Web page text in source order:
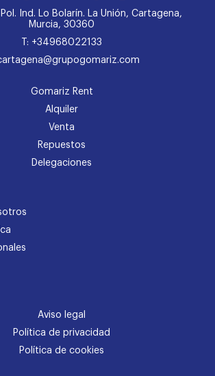
Ind. Lo Bolarín. La Unión, Cartagena,
Murcia, 30360
T: +34968022133
Gomariz Rent
Alquiler
Venta
Repuestos
Delegaciones
Aviso legal
Política de privacidad
Política de cookies